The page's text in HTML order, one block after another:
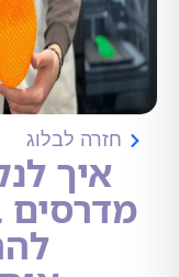
לבלוג
לנקות
בלי
להרוס